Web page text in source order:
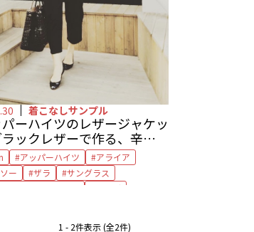
着こなしサンプル
パーハイツのレザージャケッ
ックレザーで作る、辛口モ
スタイル
アッパーハイツ
アライア
ー
ザラ
サングラス
バッグ
1 - 2件表示 (全2件)